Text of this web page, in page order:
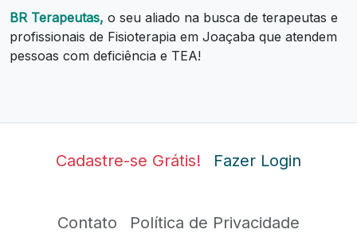
BR Terapeutas, o seu aliado na busca de terapeutas e
profissionais de Fisioterapia em Joaçaba que atendem
pessoas com deficiência e TEA!
Cadastre-se Grátis! Fazer Login
Contato Política de Privacidade